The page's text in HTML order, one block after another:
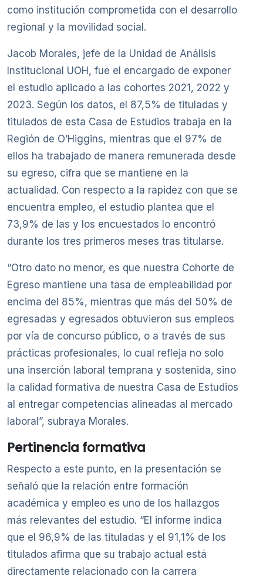
como institución comprometida con el desarrollo
regional y la movilidad social.
Jacob Morales, jefe de la Unidad de Análisis
Institucional UOH, fue el encargado de exponer
el estudio aplicado a las cohortes 2021, 2022 y
2023. Según los datos, el 87,5% de tituladas y
titulados de esta Casa de Estudios trabaja en la
Región de O’Higgins, mientras que el 97% de
ellos ha trabajado de manera remunerada desde
su egreso, cifra que se mantiene en la
actualidad. Con respecto a la rapidez con que se
encuentra empleo, el estudio plantea que el
73,9% de las y los encuestados lo encontró
durante los tres primeros meses tras titularse.
“Otro dato no menor, es que nuestra Cohorte de
Egreso mantiene una tasa de empleabilidad por
encima del 85%, mientras que más del 50% de
egresadas y egresados obtuvieron sus empleos
por vía de concurso público, o a través de sus
prácticas profesionales, lo cual refleja no solo
una inserción laboral temprana y sostenida, sino
la calidad formativa de nuestra Casa de Estudios
al entregar competencias alineadas al mercado
laboral”, subraya Morales.
Pertinencia formativa
Respecto a este punto, en la presentación se
señaló que la relación entre formación
académica y empleo es uno de los hallazgos
más relevantes del estudio. “El informe indica
que el 96,9% de las tituladas y el 91,1% de los
titulados afirma que su trabajo actual está
directamente relacionado con la carrera